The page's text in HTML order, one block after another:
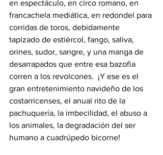
en espectáculo, en circo romano, en
francachela mediática, en redondel para
corridas de toros, debidamente
tapizado de estiércol, fango, saliva,
orines, sudor, sangre, y una manga de
desarrapados que entre esa bazofia
corren a los revolcones.  ¡Y ese es el
gran entretenimiento navideño de los
costarricenses, el anual rito de la
pachuquería, la imbecilidad, el abuso a
los animales, la degradación del ser
humano a cuadrúpedo bicorne!